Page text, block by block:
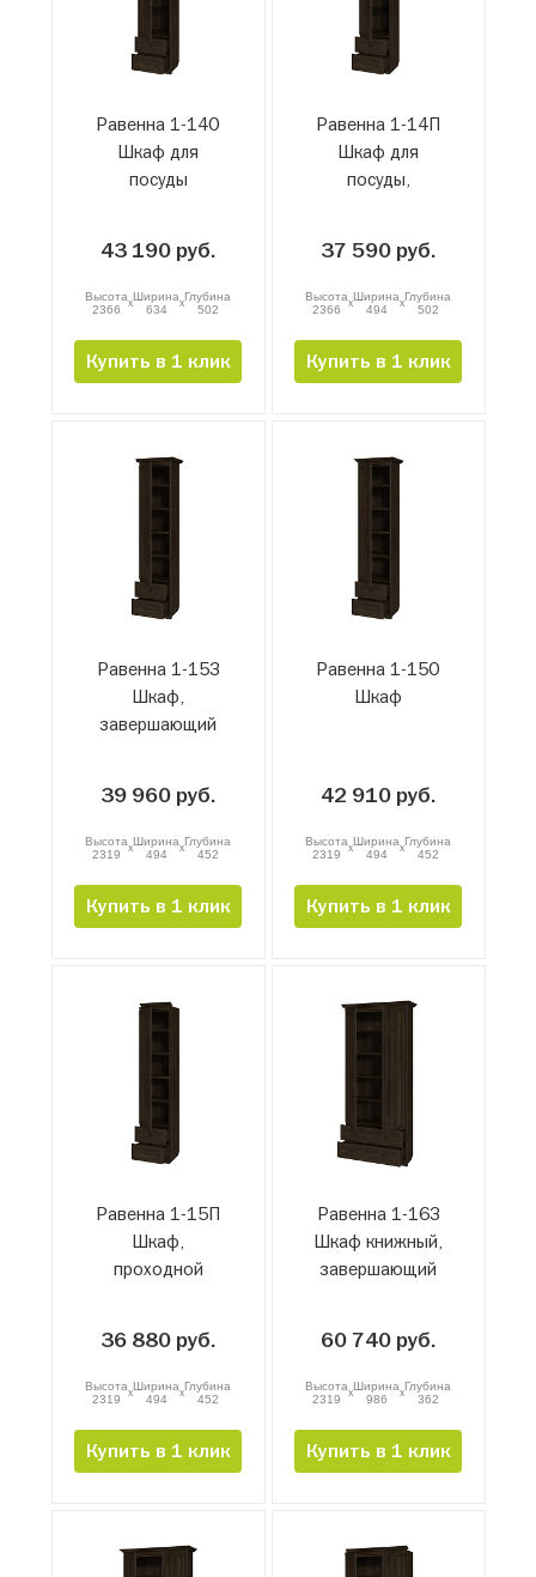
Равенна 1-14О
Шкаф для
посуды
43 190 руб.
Высота
2366
xШирина
634
xГлубина
502
Купить в 1 клик
Равенна 1-14П
Шкаф для
посуды,
37 590 руб.
Высота
2366
xШирина
494
xГлубина
502
Купить в 1 клик
Равенна 1-15З
Шкаф,
завершающий
39 960 руб.
Высота
2319
xШирина
494
xГлубина
452
Купить в 1 клик
Равенна 1-15О
Шкаф
42 910 руб.
Высота
2319
xШирина
494
xГлубина
452
Купить в 1 клик
Равенна 1-15П
Шкаф,
проходной
36 880 руб.
Высота
2319
xШирина
494
xГлубина
452
Купить в 1 клик
Равенна 1-16З
Шкаф книжный,
завершающий
60 740 руб.
Высота
2319
xШирина
986
xГлубина
362
Купить в 1 клик